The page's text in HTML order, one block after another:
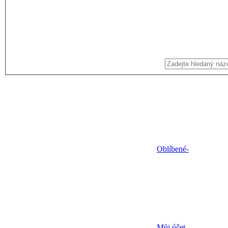
Oblíbené-